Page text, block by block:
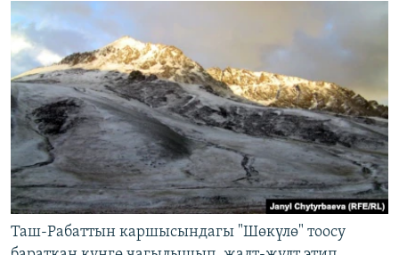
Таш-Рабаттын каршысындагы "Шөкүлө" тоосу